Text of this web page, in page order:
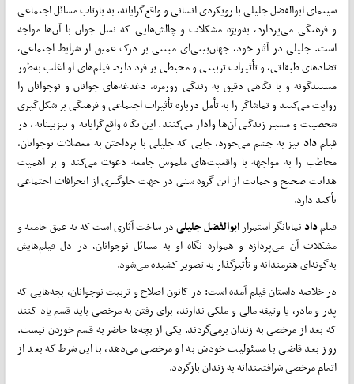
سینمای ابوالفضل جلیلی با رویکردی انسانی و واقع‌گرایانه، به بازتاب مسائل اجتماعی
و فرهنگی می‌پردازد، به‌ویژه مشکلات و چالش‌هایی که نسل جوان با آن‌ها مواجه
است. جلیلی در آثار خود، جهان‌بینی‌ای مبتنی بر درک عمیق از شرایط اجتماعی،
تضادهای طبقاتی، و تأثیرات تربیتی و محیطی بر فرد دارد. فیلم‌های او اغلب به‌طور
مستندگونه و با نگاهی دقیق به زندگی روزمره، دغدغه‌های جوانان و نوجوانان را
روایت می‌کنند و تماشاگر را به تأمل درباره تأثیرات اجتماعی و فرهنگی بر شکل‌گیری
شخصیت و مسیر زندگی آن‌ها وادار می‌کنند. این نگاه واقع‌گرایانه و تیزبینانه، در
فیلمدادنیز به چشم می‌خورد، جایی که جلیلی با پرداختن به معضلات نوجوانان،
مخاطب را به مواجهه با واقعیت‌های ملموس جامعه دعوت می‌کند و بر اهمیت
هدایت صحیح و حمایت از این گروه سنی در جهت جلوگیری از انحرافات اجتماعی
تأکید دارد.
فیلمدادنمایانگر استمرار ابوالفضل جلیلیدر ساخت آثاری است که به عمق جامعه و
مشکلات آن می‌پردازد و همواره نگاه او به مسائل نوجوانان، در دل فیلم‌هایش
به‌گونه‌ای هنرمندانه و تأثیرگذار به تصویر کشیده می‌شود.
در خلاصه داستان فیلم آمده است: در کانون اصلاح و تربیت نوجوانان، بچه‌هایی که
پدر و مادر، یا وثیقه مالی و ملکی ندارند، برای رفتن به مرخصی باید قسم یاد کنند
که بعد از مرخصی به زندان برمی‌گردند. یکی از بچه‌ها حاضر به قسم خوردن نیست.
روز بعد قاضی با مسئولیت خودش به او مرخصی می‌دهد، با این شرط که بعد از
اتمام مرخصی شرافتمندانه به زندان بازگردد.